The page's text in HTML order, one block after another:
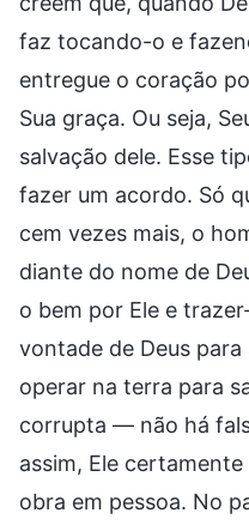
faz tocando-o e
entregue o coração
Sua graça. Ou seja,
salvação dele. Esse
fazer um acordo. Só
cem vezes mais, o
diante do nome de
o bem por Ele e
vontade de Deus para
operar na terra para
corrupta — não há
assim, Ele
obra em pessoa. No